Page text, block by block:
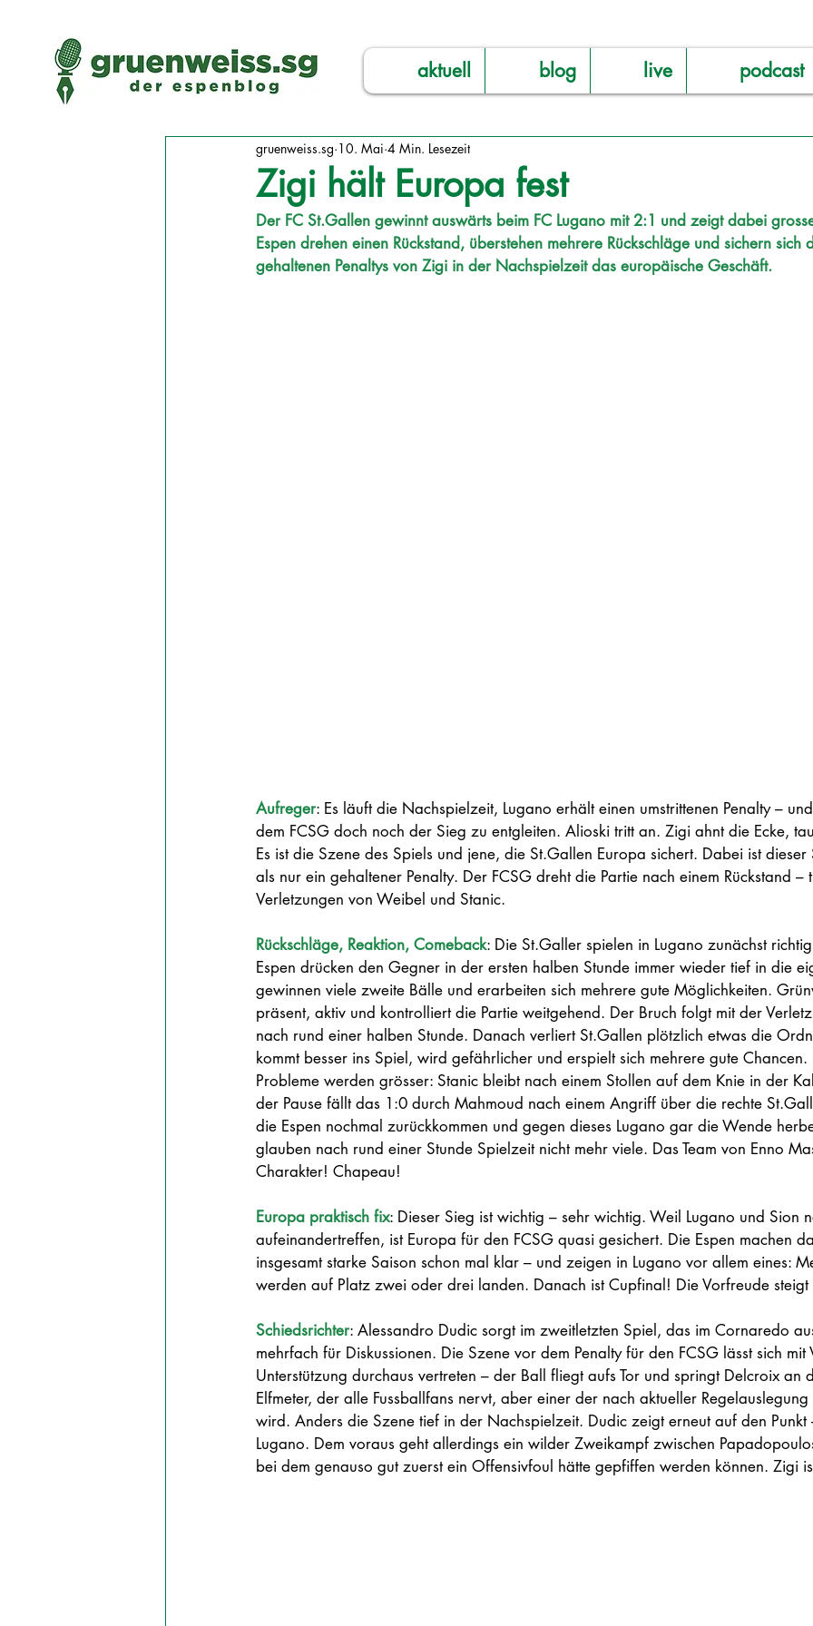
aktuell blog live podcast
Zigi hält Europa fest
gruenweiss.sg 10. Mai 4 Min. Lesezeit
Der FC St.Gallen gewinnt auswärts beim FC Lugano mit 2:1 und zeigt dabei
Espen drehen einen Rückstand, überstehen mehrere Rückschläge und sichern sich
gehaltenen Penaltys von Zigi in der Nachspielzeit das europäische Geschäft.
Aufreger: Es läuft die Nachspielzeit, Lugano erhält einen umstrittenen Penalty –
dem FCSG doch noch der Sieg zu entgleiten. Alioski tritt an. Zigi ahnt die Ecke,
Es ist die Szene des Spiels und jene, die St.Gallen Europa sichert. Dabei ist
als nur ein gehaltener Penalty. Der FCSG dreht die Partie nach einem Rückstand –
Verletzungen von Weibel und Stanic.
Rückschläge, Reaktion, Comeback: Die St.Galler spielen in Lugano zunächst
Espen drücken den Gegner in der ersten halben Stunde immer wieder tief in die
gewinnen viele zweite Bälle und erarbeiten sich mehrere gute Möglichkeiten.
präsent, aktiv und kontrolliert die Partie weitgehend. Der Bruch folgt mit der
nach rund einer halben Stunde. Danach verliert St.Gallen plötzlich etwas die
kommt besser ins Spiel, wird gefährlicher und erspielt sich mehrere gute
Probleme werden grösser: Stanic bleibt nach einem Stollen auf dem Knie in der
der Pause fällt das 1:0 durch Mahmoud nach einem Angriff über die rechte
die Espen nochmal zurückkommen und gegen dieses Lugano gar die Wende
glauben nach rund einer Stunde Spielzeit nicht mehr viele. Das Team von Enno
Charakter! Chapeau!
Europa praktisch fix: Dieser Sieg ist wichtig – sehr wichtig. Weil Lugano und Sion
aufeinandertreffen, ist Europa für den FCSG quasi gesichert. Die Espen machen
insgesamt starke Saison schon mal klar – und zeigen in Lugano vor allem eines:
werden auf Platz zwei oder drei landen. Danach ist Cupfinal! Die Vorfreude steigt
Schiedsrichter: Alessandro Dudic sorgt im zweitletzten Spiel, das im Cornaredo
mehrfach für Diskussionen. Die Szene vor dem Penalty für den FCSG lässt sich mit
Unterstützung durchaus vertreten – der Ball fliegt aufs Tor und springt Delcroix an
Elfmeter, der alle Fussballfans nervt, aber einer der nach aktueller
wird. Anders die Szene tief in der Nachspielzeit. Dudic zeigt erneut auf den Punkt
Lugano. Dem voraus geht allerdings ein wilder Zweikampf zwischen
bei dem genauso gut zuerst ein Offensivfoul hätte gepfiffen werden können. Zigi